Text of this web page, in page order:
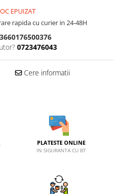
EPUIZAT
rapida cu curier in 24-48H
3660176500376
0723476043
Cere informatii
PLATESTE ONLINE
IN SIGURANTA CU BT